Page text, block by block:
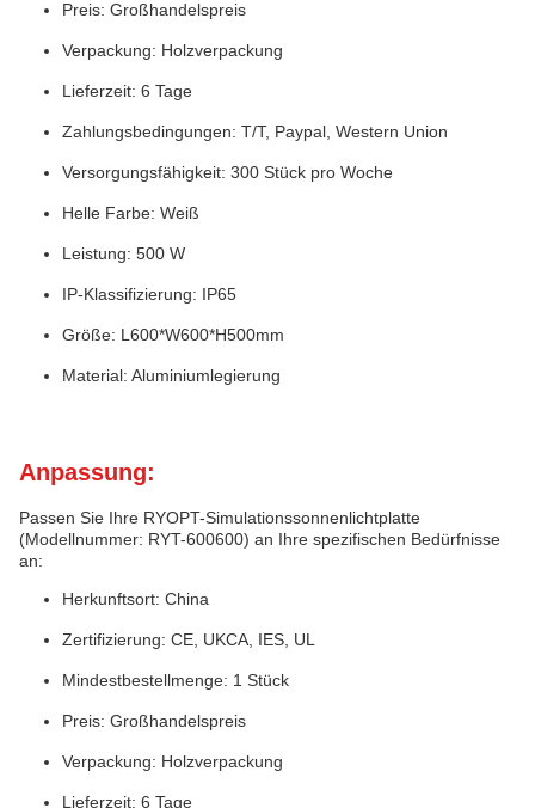
Preis: Großhandelspreis
Verpackung: Holzverpackung
Lieferzeit: 6 Tage
Zahlungsbedingungen: T/T, Paypal, Western Union
Versorgungsfähigkeit: 300 Stück pro Woche
Helle Farbe: Weiß
Leistung: 500 W
IP-Klassifizierung: IP65
Größe: L600*W600*H500mm
Material: Aluminiumlegierung
Anpassung:
Passen Sie Ihre RYOPT-Simulationssonnenlichtplatte
(Modellnummer: RYT-600600) an Ihre spezifischen Bedürfnisse
an:
Herkunftsort: China
Zertifizierung: CE, UKCA, IES, UL
Mindestbestellmenge: 1 Stück
Preis: Großhandelspreis
Verpackung: Holzverpackung
Lieferzeit: 6 Tage